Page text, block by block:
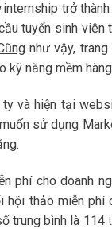
trở
tuyển sinh
như vậy,
năng mềm
và hiện tại
sử dụng
phí cho doanh
thảo miễn phí
trung bình là 114